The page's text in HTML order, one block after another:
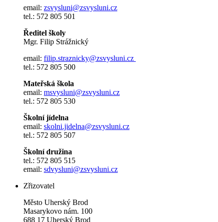
email: zsvysluni@zsvysluni.cz
tel.: 572 805 501
Ředitel školy
Mgr. Filip Strážnický
email: filip.straznicky@zsvysluni.cz
tel.: 572 805 500
Mateřská škola
email: msvysluni@zsvysluni.cz
tel.: 572 805 530
Školní jídelna
email: skolni.jidelna@zsvysluni.cz
tel.: 572 805 507
Školní družina
tel.: 572 805 515
email: sdvysluni@zsvysluni.cz
Zřizovatel
Město Uherský Brod
Masarykovo nám. 100
688 17 Uherský Brod